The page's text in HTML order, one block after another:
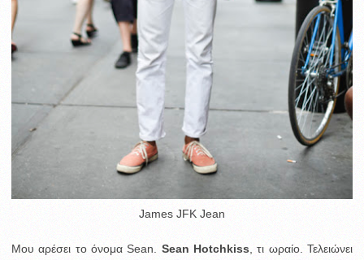
James JFK Jean
Μου αρέσει το όνομα Sean. Sean Hotchkiss , τι ωραίο. Τελειώνει